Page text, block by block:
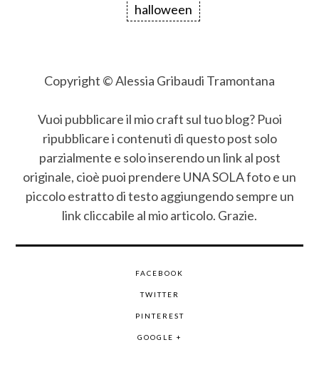
halloween
Copyright © Alessia Gribaudi Tramontana
Vuoi pubblicare il mio craft sul tuo blog? Puoi
ripubblicare i contenuti di questo post solo
parzialmente e solo inserendo un link al post
originale, cioè puoi prendere UNA SOLA foto e un
piccolo estratto di testo aggiungendo sempre un
link cliccabile al mio articolo. Grazie.
FACEBOOK
TWITTER
PINTEREST
GOOGLE +